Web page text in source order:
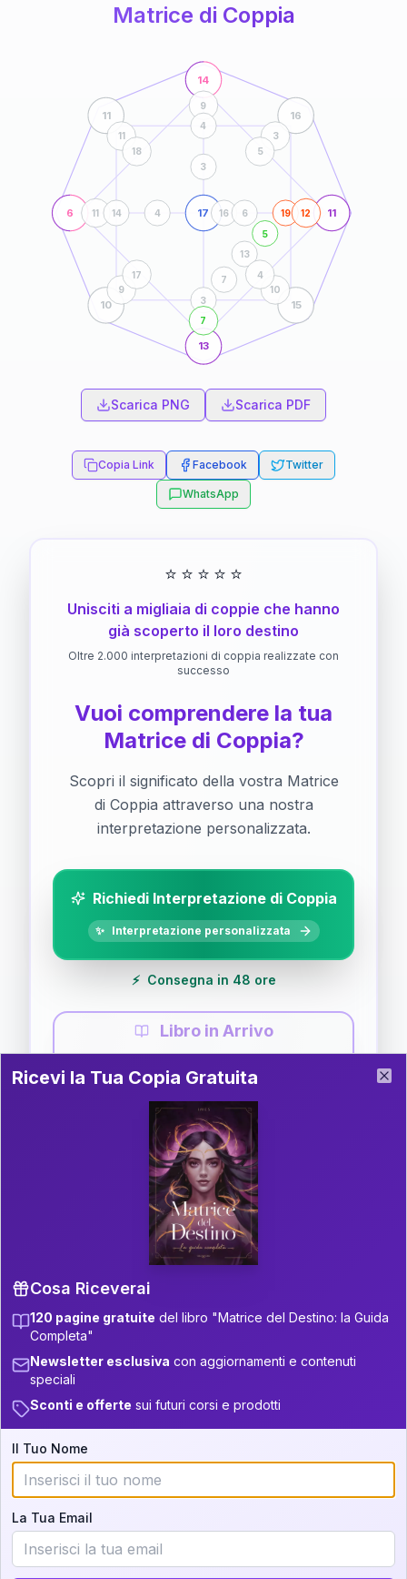
Matrice di Coppia
6
14
11
13
17
11 16
10 15
3
7
13
5
19
11
9
12
7
14
4
16 6
4
3
11
18
3
5
9
17
10
4
Scarica PNG Scarica PDF
Copia Link Facebook Twitter
WhatsApp
⭐ ⭐ ⭐ ⭐ ⭐
Unisciti a migliaia di coppie che hanno
già scoperto il loro destino
Oltre 2.000 interpretazioni di coppia realizzate con
successo
Vuoi comprendere la tua
Matrice di Coppia?
Scopri il significato della vostra Matrice
di Coppia attraverso una nostra
interpretazione personalizzata.
Richiedi Interpretazione di Coppia
✨ Interpretazione personalizzata
⚡ Consegna in 48 ore
Libro in Arrivo
Guida completa di Coppia
Il libro è in fase di scrittura. Iscriviti alla newsletter
per ricevere aggiornamenti!
P.S. Interpretazione parziale
gratuita
Scorri più in basso per vedere
un'interpretazione parziale gratuita della tua
Iscriviti alla newsletter per ricevere
aggiornamenti quando sarà disponibile.
Cosa scoprirete nella vostra
interpretazione:
💕 Come rafforzare la vostra unione
Ricevi la Tua Copia Gratuita del Libro
Ricevi la Tua Copia Gratuita
Cosa Riceverai
120 pagine gratuite del libro "Matrice del Destino: la Guida
Completa"
Newsletter esclusiva con aggiornamenti e contenuti
speciali
Sconti e offerte sui futuri corsi e prodotti
Il Tuo Nome
La Tua Email